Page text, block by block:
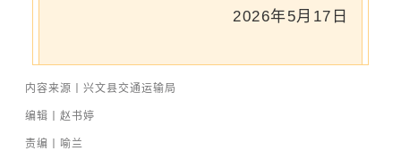
2026年5月17日
内容来源丨兴文县交通运输局
编辑丨赵书婷
责编丨喻兰